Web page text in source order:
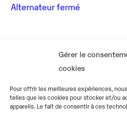
Gérer le
cookies
Pour offrir les meilleures expériences,
telles que les cookies pour stocker et/ou
appareils. Le fait de consentir à ces
Alternateur fermé